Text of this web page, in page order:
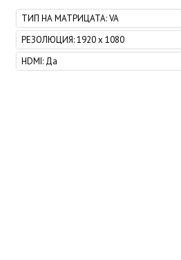
ТИП НА МАТРИЦАТА:VA
РЕЗОЛЮЦИЯ:1920 x 1080
HDMI: Да